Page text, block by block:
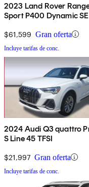
2023 Land Rover
Sport P400 Dynamic
$61,599 Gran oferta
Incluye tarifas de conc.
2024 Audi Q3 quattro
S Line 45 TFSI
$21,997 Gran oferta
Incluye tarifas de conc.